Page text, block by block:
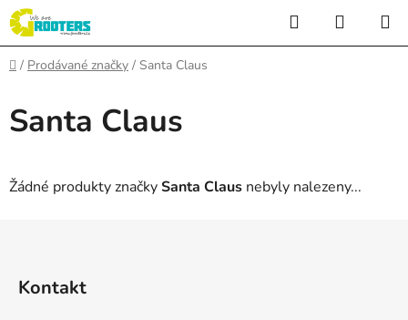
Přejít
na
obsah
Hledat
KOŠÍK
Domů
/ Prodávané značky / Santa Claus
Santa Claus
Žádné produkty značkySanta Claus nebyly nalezeny...
Kontakt